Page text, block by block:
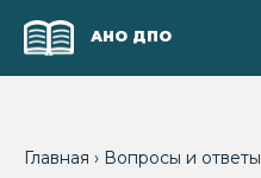
АНО ДПО
Главная › Вопросы и ответы